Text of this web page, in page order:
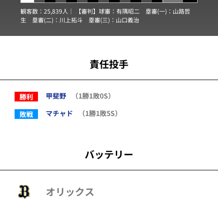
観客数：25,839人｜ 【審判】球審： 有隅昭二 塁審(一)： 山路哲
生 塁審(二)： 川上拓斗 塁審(三)： 山口義治
責任投手
勝利 甲斐野
（1勝1敗0S）
敗戦
マチャド （1勝1敗5S）
バッテリー
オリックス